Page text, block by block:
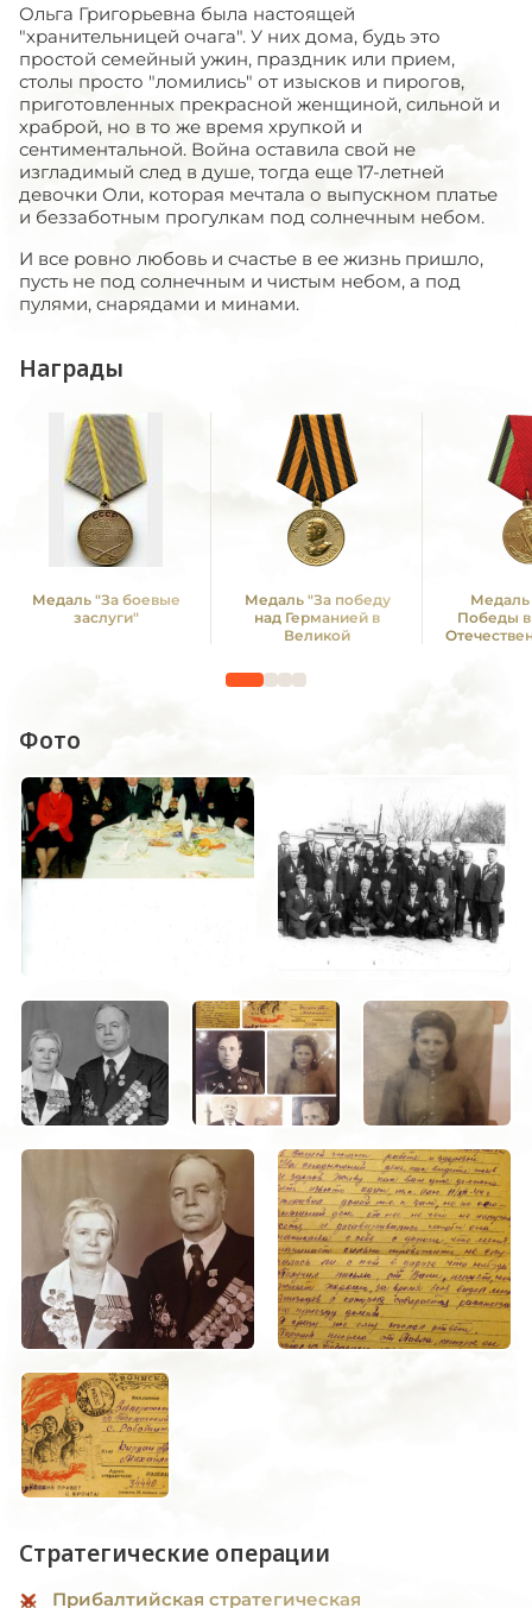
Ольга Григорьевна была настоящей
"хранительницей очага". У них дома, будь это
простой семейный ужин, праздник или прием,
столы просто "ломились" от изысков и пирогов,
приготовленных прекрасной женщиной, сильной и
храброй, но в то же время хрупкой и
сентиментальной. Война оставила свой не
изгладимый след в душе, тогда еще 17-летней
девочки Оли, которая мечтала о выпускном платье
и беззаботным прогулкам под солнечным небом.
И все ровно любовь и счастье в ее жизнь пришло,
пусть не под солнечным и чистым небом, а под
пулями, снарядами и минами.
Награды
Медаль "За боевые
заслуги"
Медаль "За победу
над Германией в
Великой
1941 -1945 гг."
Медаль
Победы
Фото
Стратегические операции
Прибалтийская стратегическая